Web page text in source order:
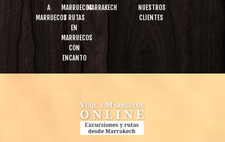
A
MARRUECOS
MARRUECOS
Y RUTAS
EN
MARRUECOS
CON
ENCANTO
MARRAKECH
NUESTROS
CLIENTES